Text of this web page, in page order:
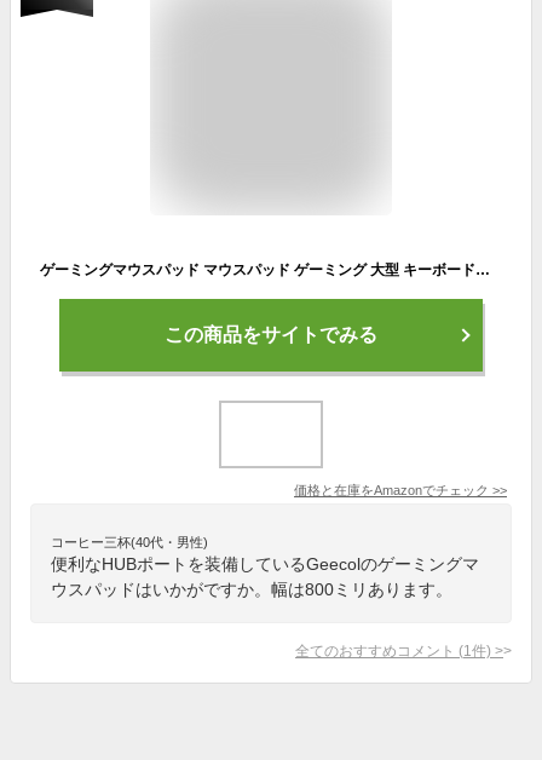
ゲーミングマウスパッド マウスパッド ゲーミング 大型 キーボードパッド 防水 ズレない RGB 4USBケーブル付属 【一年保証】
この商品をサイトでみる
価格と在庫をAmazonでチェック >>
コーヒー三杯(40代・男性)
便利なHUBポートを装備しているGeecolのゲーミングマ
ウスパッドはいかがですか。幅は800ミリあります。
全てのおすすめコメント (1 件) >